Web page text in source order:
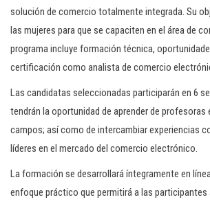
solución de comercio totalmente integrada. Su
las mujeres para que se capaciten en el área de
programa incluye formación técnica,
certificación como analista de comercio
Las candidatas seleccionadas participarán en 6
tendrán la oportunidad de aprender de profesoras
campos; así como de intercambiar experiencias
líderes en el mercado del comercio electrónico.
La formación se desarrollará íntegramente en
enfoque práctico que permitirá a las participantes